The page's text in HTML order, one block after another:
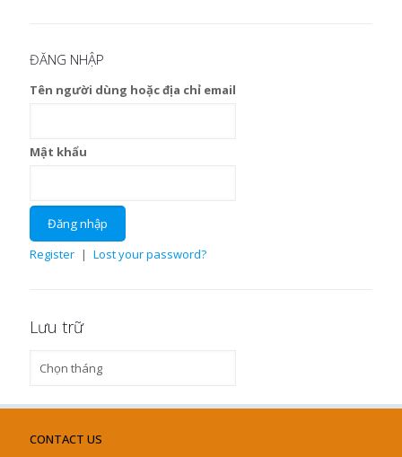
ĐĂNG NHẬP
Tên người dùng hoặc địa chỉ email
Mật khẩu
Register | Lost your password?
Lưu trữ
trữ
CONTACT US